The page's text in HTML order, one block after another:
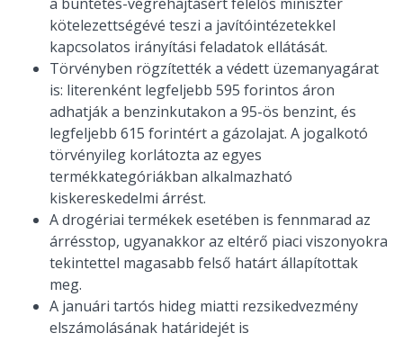
kötelezettségévé teszi a javítóintézetekkel
kapcsolatos irányítási feladatok ellátását.
Törvényben rögzítették a védett üzemanyagárat
is: literenként legfeljebb 595 forintos áron
adhatják a benzinkutakon a 95-ös benzint, és
legfeljebb 615 forintért a gázolajat. A jogalkotó
törvényileg korlátozta az egyes
termékkategóriákban alkalmazható
kiskereskedelmi árrést.
A drogériai termékek esetében is fennmarad az
árrésstop, ugyanakkor az eltérő piaci viszonyokra
tekintettel magasabb felső határt állapítottak
meg.
A januári tartós hideg miatti rezsikedvezmény
elszámolásának határidejét is